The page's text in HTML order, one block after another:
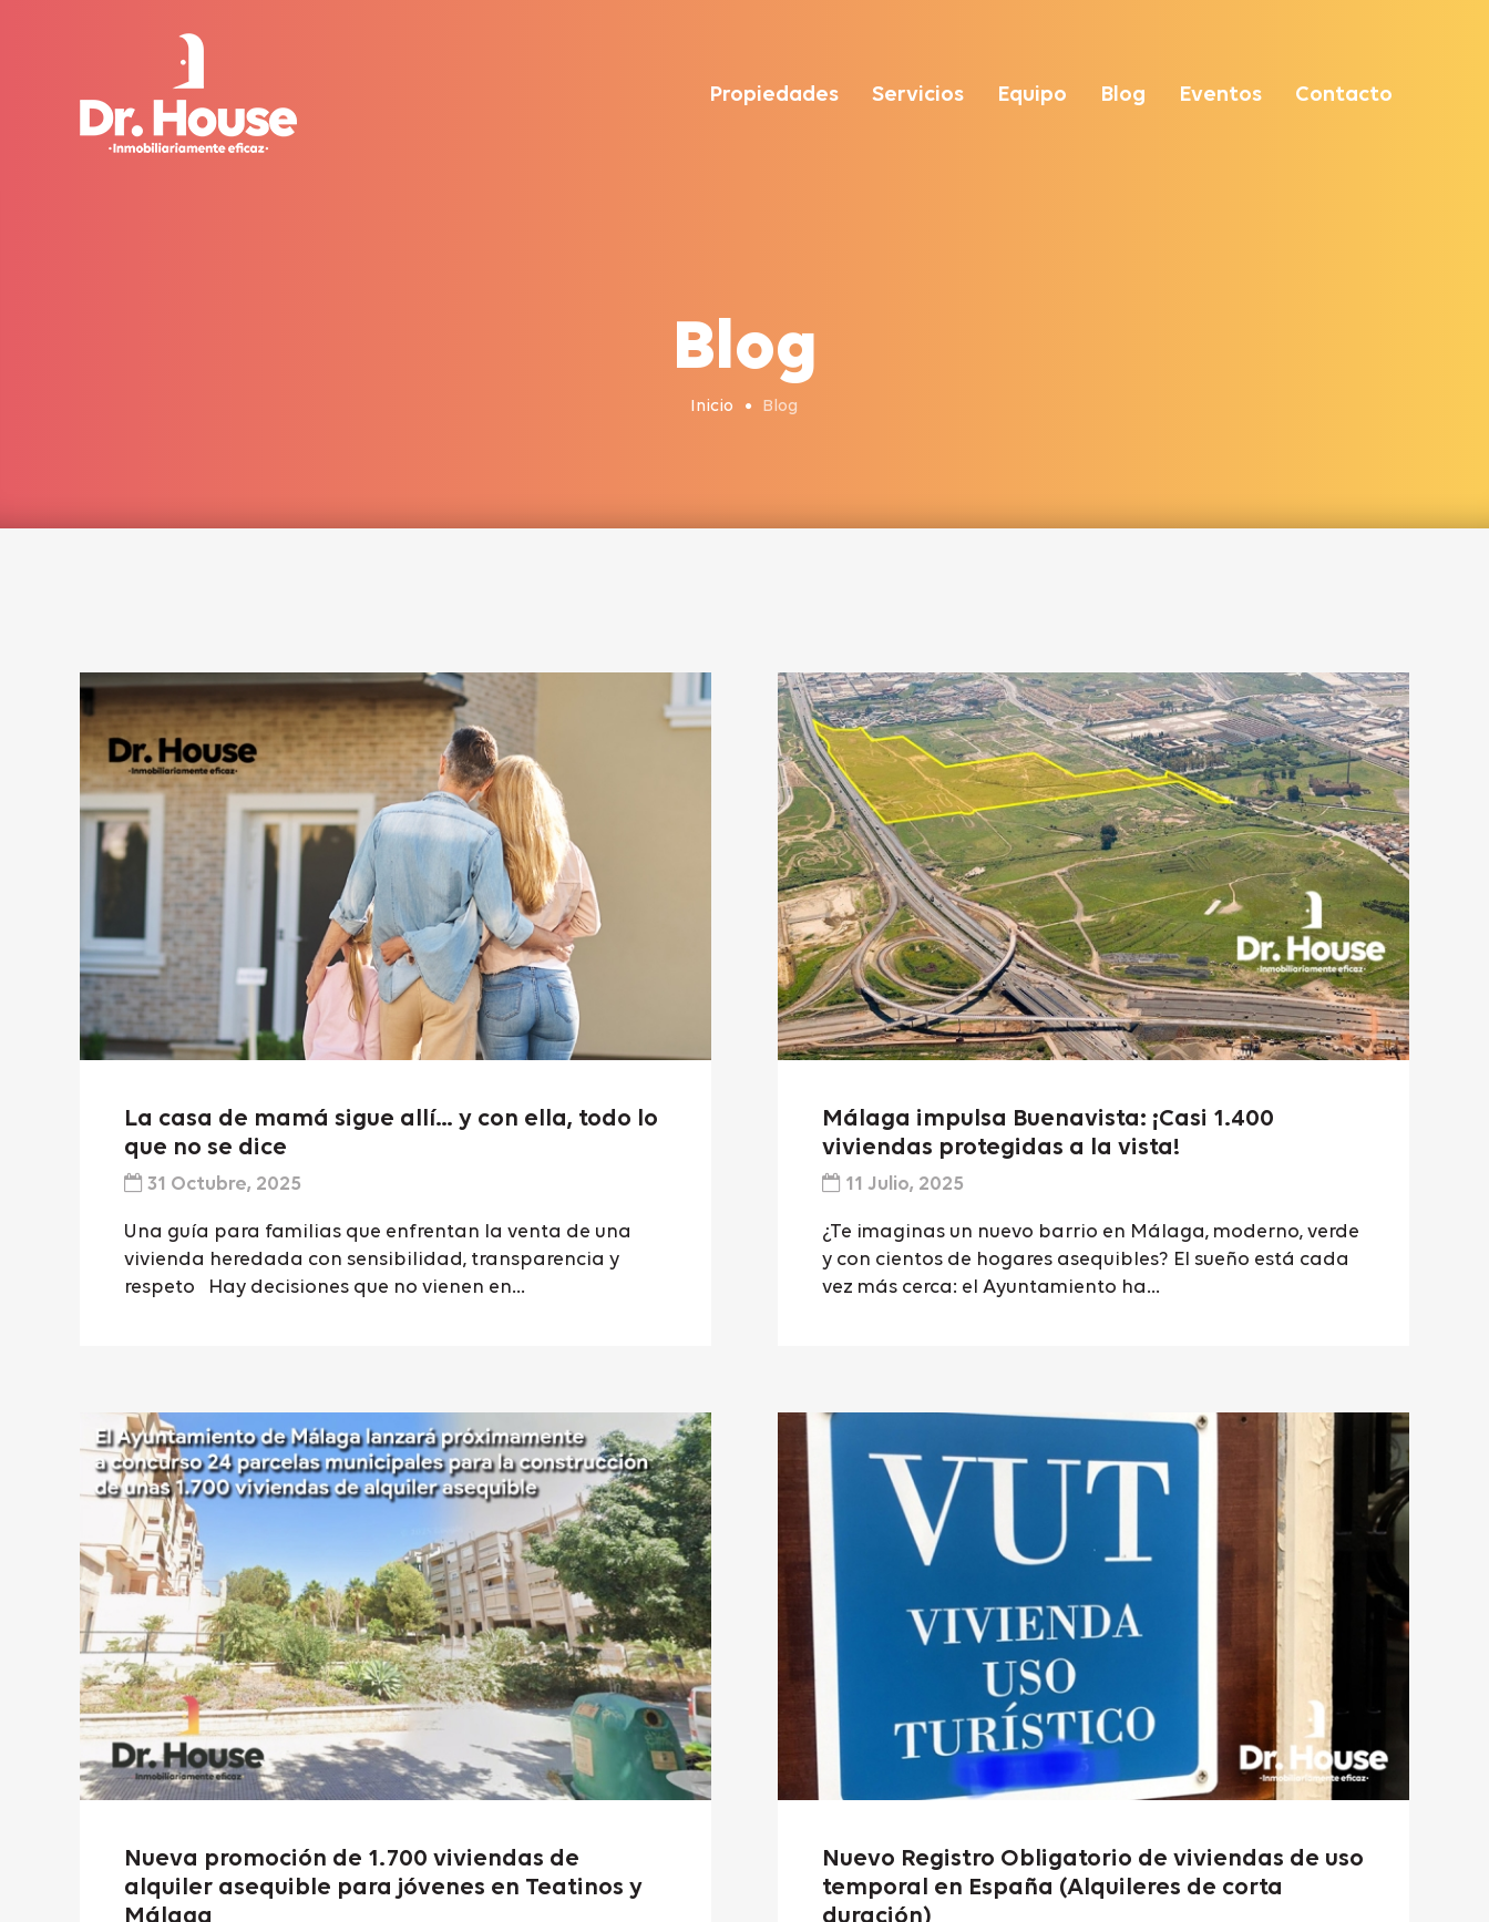
Propiedades Servicios Equipo Blog Eventos Contacto
Blog
Inicio Blog
La casa de mamá sigue allí… y con ella, todo lo
que no se dice
31 Octubre, 2025
Una guía para familias que enfrentan la venta de una
vivienda heredada con sensibilidad, transparencia y
respeto Hay decisiones que no vienen en...
Málaga impulsa Buenavista: ¡Casi 1.400
viviendas protegidas a la vista!
11 Julio, 2025
¿Te imaginas un nuevo barrio en Málaga, moderno, verde
y con cientos de hogares asequibles? El sueño está cada
vez más cerca: el Ayuntamiento ha...
Nueva promoción de 1.700 viviendas de
alquiler asequible para jóvenes en Teatinos y
Málaga
Nuevo Registro Obligatorio de viviendas de uso
temporal en España (Alquileres de corta
duración)